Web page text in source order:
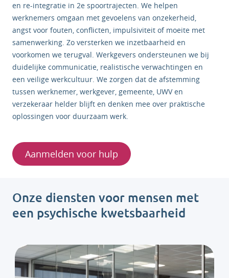
en re-integratie in 2e spoortrajecten. We helpen
werknemers omgaan met gevoelens van onzekerheid,
angst voor fouten, conflicten, impulsiviteit of moeite met
samenwerking. Zo versterken we inzetbaarheid en
voorkomen we terugval. Werkgevers ondersteunen we bij
duidelijke communicatie, realistische verwachtingen en
een veilige werkcultuur. We zorgen dat de afstemming
tussen werknemer, werkgever, gemeente, UWV en
verzekeraar helder blijft en denken mee over praktische
oplossingen voor duurzaam werk.
Aanmelden voor hulp
Onze diensten voor mensen met
een psychische kwetsbaarheid